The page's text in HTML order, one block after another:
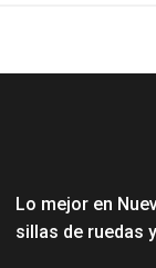
Lo mejor en
sillas de ruedas